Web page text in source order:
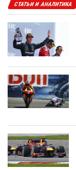
СТАТЬИ И АНАЛИТИКА